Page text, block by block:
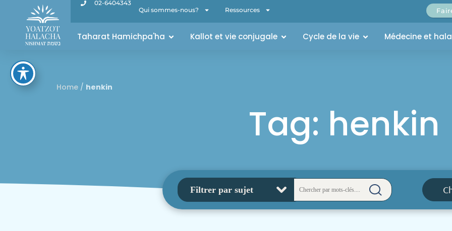
02-6404343
Qui sommes-nous?
Ressources
Taharat Hamichpa'ha Kallot et vie conjugale Cycle de la vie Médecine et
Home / henkin
Tag: henkin